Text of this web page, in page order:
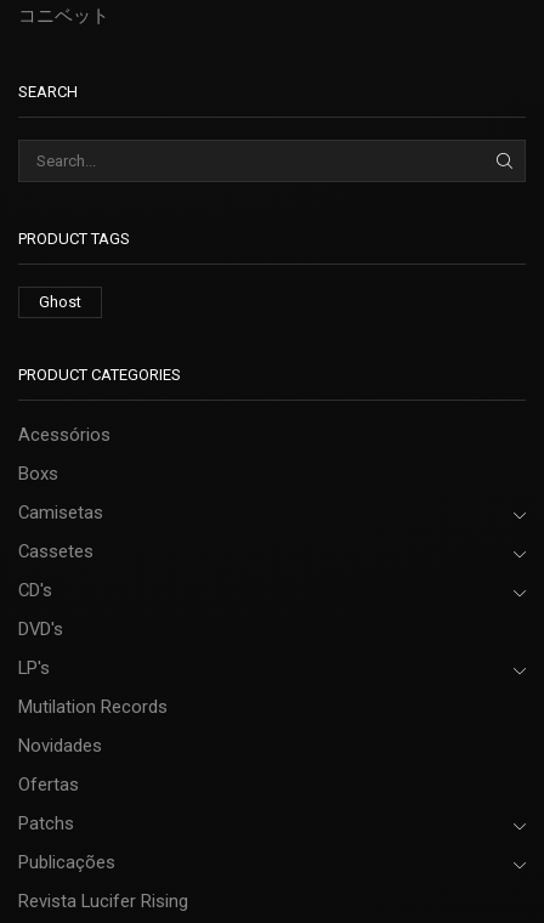
コニベット
SEARCH
PRODUCT TAGS
Ghost
PRODUCT CATEGORIES
Acessórios
Boxs
Camisetas
Cassetes
CD's
DVD's
LP's
Mutilation Records
Novidades
Ofertas
Patchs
Publicações
Revista Lucifer Rising